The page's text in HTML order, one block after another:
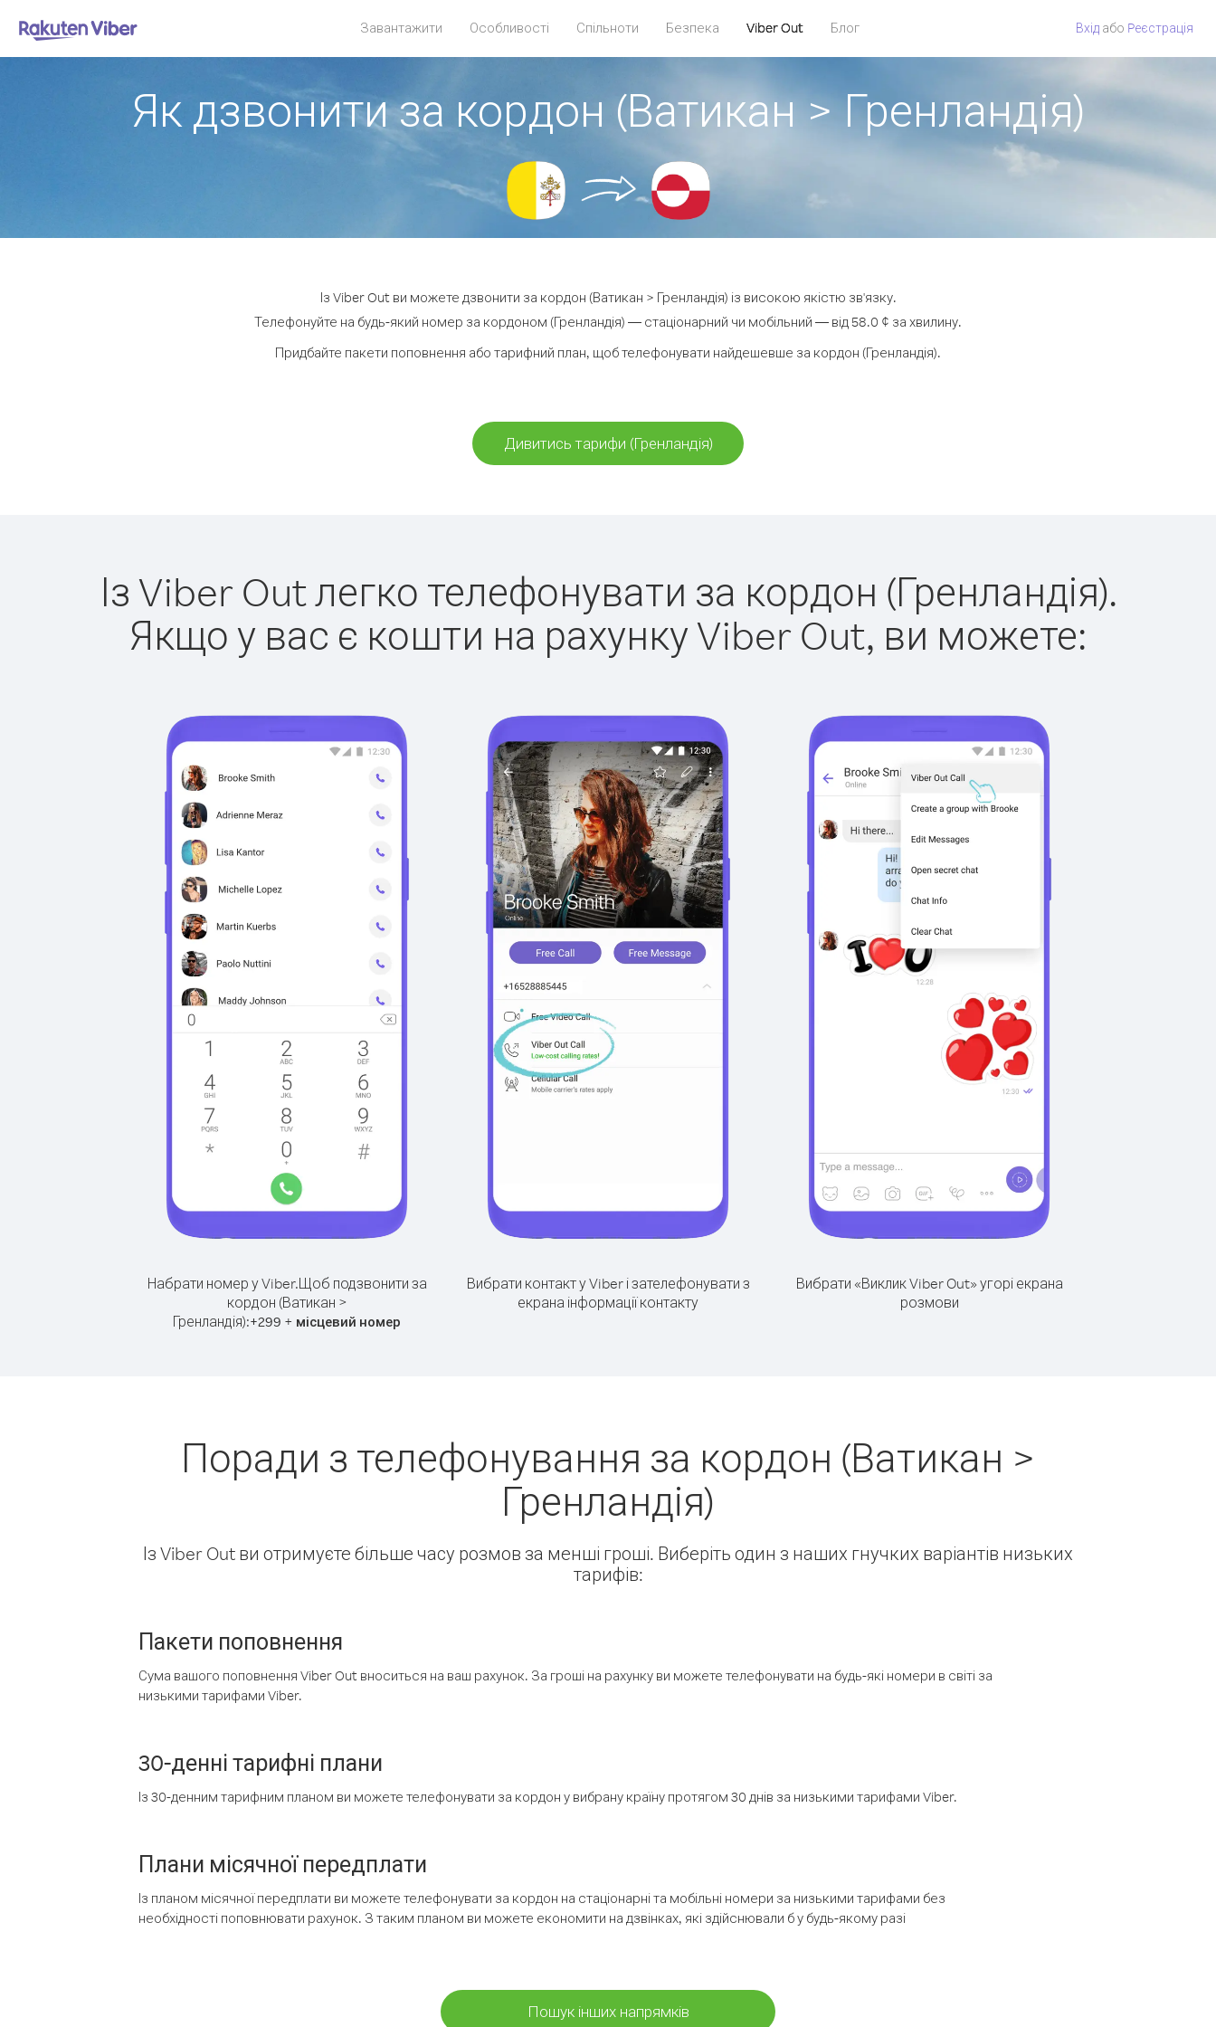
Завантажити Особливості Спільноти Безпека Viber Out Блог Вхід або Pеєстрація
Як дзвонити за кордон (Ватикан > Гренландія)
Із Viber Out ви можете дзвонити за кордон (Ватикан > Гренландія) із високою якістю зв'язку.
Телефонуйте на будь-який номер за кордоном (Гренландія) — стаціонарний чи мобільний — від 58.0 ¢ за хвилину.
Придбайте пакети поповнення або тарифний план, щоб телефонувати найдешевше за кордон (Гренландія).
Дивитись тарифи (Гренландія)
Із Viber Out легко телефонувати за кордон (Гренландія).
Якщо у вас є кошти на рахунку Viber Out, ви можете:
Набрати номер у Viber.Щоб подзвонити за
кордон (Ватикан >
Гренландія):+299 + місцевий номер
Вибрати контакт у Viber і зателефонувати з
екрана інформації контакту
Вибрати «Виклик Viber Out» угорі екрана
розмови
Поради з телефонування за кордон (Ватикан >
Гренландія)
Із Viber Out ви отримуєте більше часу розмов за менші гроші. Виберіть один з наших гнучких варіантів низьких
тарифів:
Пакети поповнення
Сума вашого поповнення Viber Out вноситься на ваш рахунок. За гроші на рахунку ви можете телефонувати на будь-які номери в світі за
низькими тарифами Viber.
30-денні тарифні плани
Із 30-денним тарифним планом ви можете телефонувати за кордон у вибрану країну протягом 30 днів за низькими тарифами Viber.
Плани місячної передплати
Із планом місячної передплати ви можете телефонувати за кордон на стаціонарні та мобільні номери за низькими тарифами без
необхідності поповнювати рахунок. З таким планом ви можете економити на дзвінках, які здійснювали б у будь-якому разі
Пошук інших напрямків